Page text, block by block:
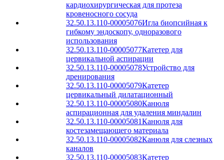
кардиохирургическая для протеза
кровеносного сосуда
32.50.13.110-00005076Игла биопсийная к
гибкому эндоскопу, одноразового
использования
32.50.13.110-00005077Катетер для
цервикальной аспирации
32.50.13.110-00005078Устройство для
дренирования
32.50.13.110-00005079Катетер
цервикальный дилатационный
32.50.13.110-00005080Канюля
аспирационная для удаления миндалин
32.50.13.110-00005081Канюля для
костезамещающего материала
32.50.13.110-00005082Канюля для слезных
каналов
32.50.13.110-00005083Катетер